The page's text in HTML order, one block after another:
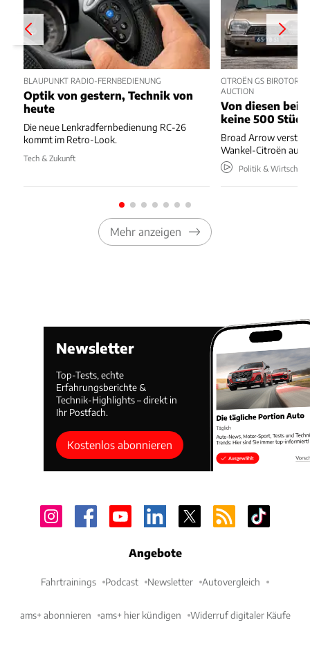
BLAUPUNKT RADIO-FERNBEDIENUNG
Optik von gestern, Technik von
heute
Die neue Lenkradfernbedienung RC-26
kommt im Retro-Look.
Tech & Zukunft
CITROËN GS BIROTOR
AUCTION
Von diesen
keine 500 Stück
Broad Arrow
Wankel-Citroën aus
Politik & Wirtschaft
Mehr anzeigen
Newsletter
Top-Tests, echte
Erfahrungsberichte &
Technik-Highlights – direkt in
Ihr Postfach.
Kostenlos abonnieren
Angebote
Fahrtrainings Podcast Newsletter Autovergleich
ams+ abonnieren ams+ hier kündigen Widerruf digitaler Käufe